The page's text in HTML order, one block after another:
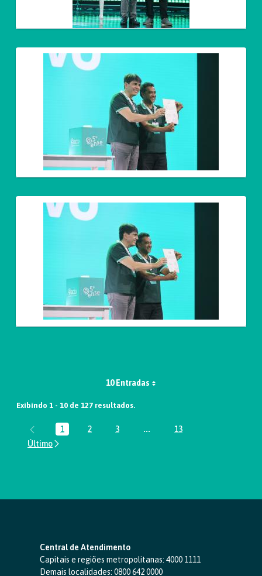
10 Entradas
Exibindo 1 - 10 de 127 resultados.
Página
1 Página
2 Página
3 ...Páginas intermediárias Usar
Página
13
Central de Atendimento
Capitais e regiões metropolitanas: 4000 1111
Demais localidades: 0800 642 0000